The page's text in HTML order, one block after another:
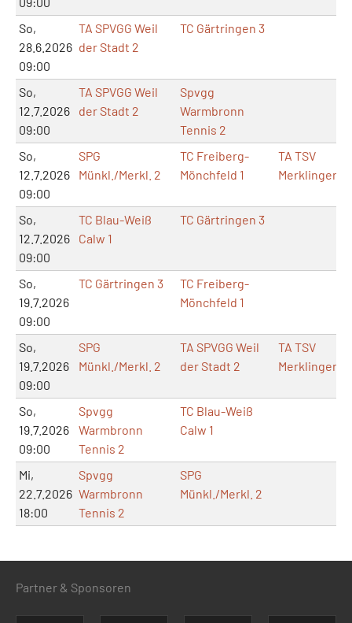
So,
28.6.2026
09:00
TA SPVGG Weil
der Stadt 2
TC Gärtringen 3
So,
12.7.2026
09:00
TA SPVGG Weil
der Stadt 2
Spvgg
Warmbronn
Tennis 2
So,
12.7.2026
09:00
SPG
Münkl./Merkl. 2
TC Freiberg-
Mönchfeld 1
TA TSV
Merklingen
So,
12.7.2026
09:00
TC Blau-Weiß
Calw 1
TC Gärtringen 3
So,
19.7.2026
09:00
TC Gärtringen 3
TC Freiberg-
Mönchfeld 1
So,
19.7.2026
09:00
SPG
Münkl./Merkl. 2
TA SPVGG Weil
der Stadt 2
TA TSV
Merklingen
So,
19.7.2026
09:00
Spvgg
Warmbronn
Tennis 2
TC Blau-Weiß
Calw 1
Mi,
22.7.2026
18:00
Spvgg
Warmbronn
Tennis 2
SPG
Münkl./Merkl. 2
Partner & Sponsoren